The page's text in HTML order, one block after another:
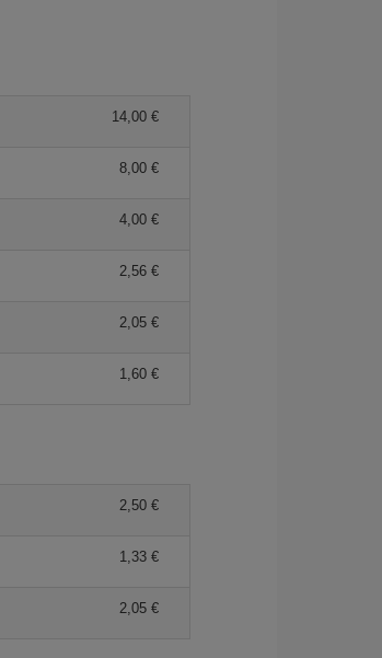
14,00 €
8,00 €
4,00 €
2,56 €
2,05 €
1,60 €
2,50 €
1,33 €
2,05 €